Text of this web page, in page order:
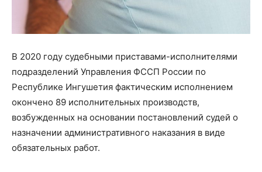
В 2020 году судебными приставами-исполнителями
подразделений Управления ФССП России по
Республике Ингушетия фактическим исполнением
окончено 89 исполнительных производств,
возбужденных на основании постановлений судей о
назначении административного наказания в виде
обязательных работ.